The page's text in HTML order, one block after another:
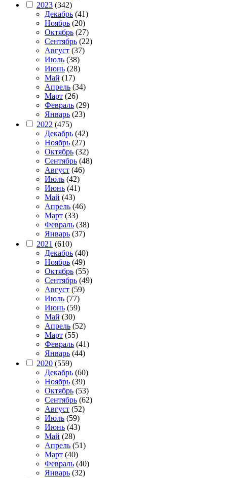
2023 (342)
Декабрь (41)
Ноябрь (20)
Октябрь (27)
Сентябрь (22)
Август (37)
Июль (38)
Июнь (28)
Май (17)
Апрель (34)
Март (26)
Февраль (29)
Январь (23)
2022 (475)
Декабрь (42)
Ноябрь (27)
Октябрь (32)
Сентябрь (48)
Август (46)
Июль (42)
Июнь (41)
Май (43)
Апрель (46)
Март (33)
Февраль (38)
Январь (37)
2021 (610)
Декабрь (40)
Ноябрь (49)
Октябрь (55)
Сентябрь (49)
Август (59)
Июль (77)
Июнь (59)
Май (30)
Апрель (52)
Март (55)
Февраль (41)
Январь (44)
2020 (559)
Декабрь (60)
Ноябрь (39)
Октябрь (53)
Сентябрь (62)
Август (52)
Июль (59)
Июнь (43)
Май (28)
Апрель (51)
Март (40)
Февраль (40)
Январь (32)